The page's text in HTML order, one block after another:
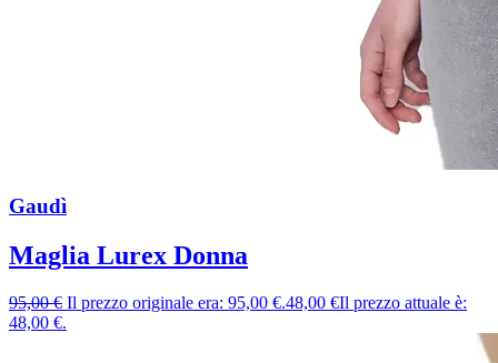
Gaudì
Maglia Lurex Donna
95,00€ Il prezzo originale era: 95,00 €.48,00 €Il prezzo attuale è:
48,00 €.